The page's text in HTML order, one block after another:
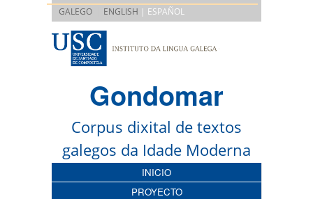
GALEGO ENGLISH | ESPAÑOL
Gondomar
Corpus dixital de textos
galegos da Idade Moderna
INICIO
PROYECTO